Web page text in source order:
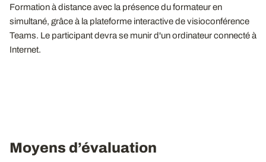
Formation à distance avec la présence du formateur en
simultané, grâce à la plateforme interactive de visioconférence
Teams. Le participant devra se munir d'un ordinateur connecté à
Internet.
Moyens d’évaluation